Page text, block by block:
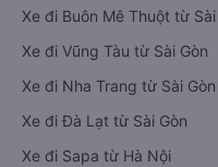
Xe đi Buôn Mê Thuột từ Sài
Xe đi Vũng Tàu từ Sài Gòn
Xe đi Nha Trang từ Sài Gòn
Xe đi Đà Lạt từ Sài Gòn
Xe đi Sapa từ Hà Nội